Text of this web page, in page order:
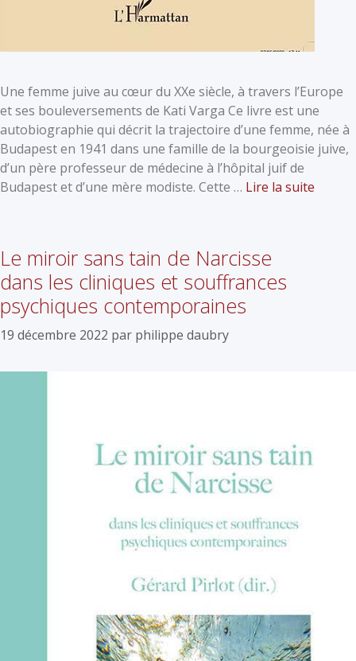
Une femme juive au cœur du XXe siècle, à travers l’Europe
et ses bouleversements de Kati Varga Ce livre est une
autobiographie qui décrit la trajectoire d’une femme, née à
Budapest en 1941 dans une famille de la bourgeoisie juive,
d’un père professeur de médecine à l’hôpital juif de
Budapest et d’une mère modiste. Cette … Lire la suite
Le miroir sans tain de Narcisse
dans les cliniques et souffrances
psychiques contemporaines
19 décembre 2022 par philippe daubry